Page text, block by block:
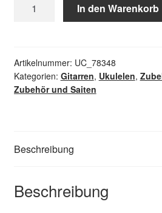
Saitenkurbel
Menge
In den Warenkorb
Artikelnummer: UC_78348
Kategorien: Gitarren, Ukulelen,
Zubehör und Saiten
Beschreibung
Beschreibung